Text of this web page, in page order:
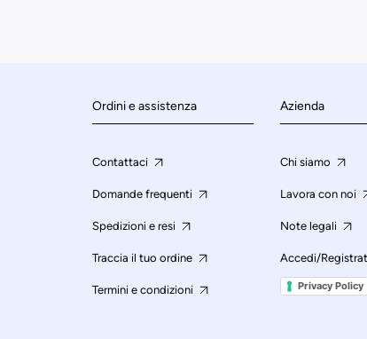
Ordini e assistenza
Contattaci
Domande frequenti
Spedizioni e resi
Traccia il tuo ordine
Termini e condizioni
Azienda
Chi siamo
Lavora con noi
Note legali
Accedi/
Privacy Policy